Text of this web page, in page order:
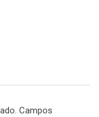
Campos